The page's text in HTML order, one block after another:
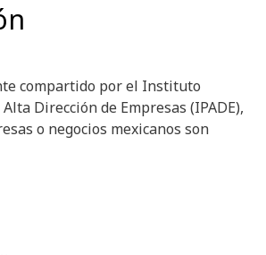
compartido por el Instituto
Dirección de Empresas (IPADE),
o negocios mexicanos son